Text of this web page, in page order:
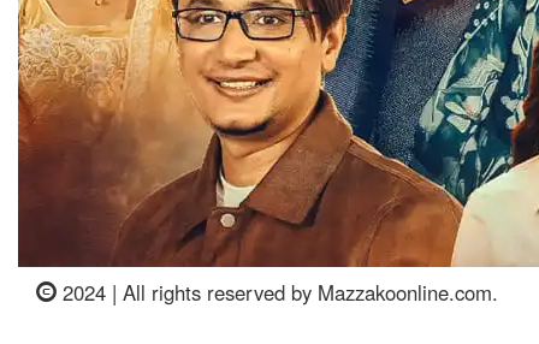
2024 | All rights reserved by Mazzakoonline.com.